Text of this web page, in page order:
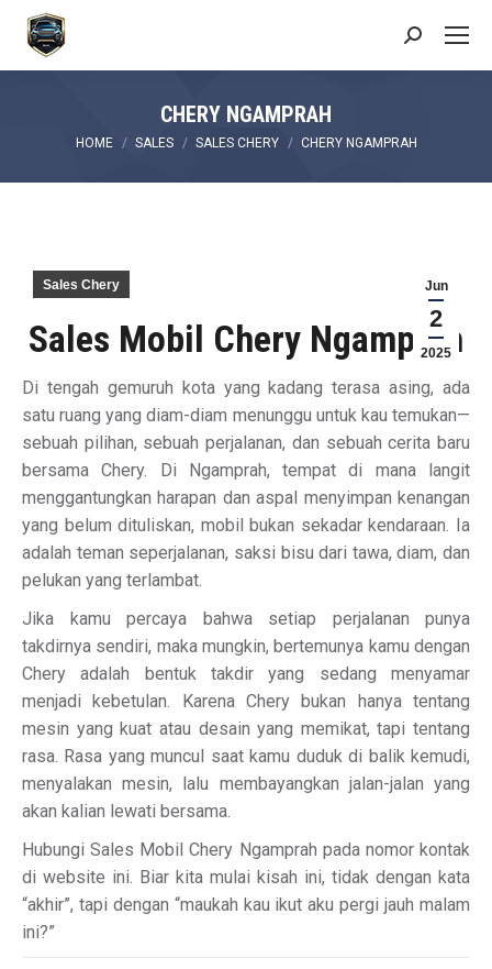
Search:
CHERY NGAMPRAH
You are here:
HOME SALES SALES CHERY CHERY NGAMPRAH
Jun
2
2025
Sales Chery
Sales Mobil Chery Ngamprah
Di tengah gemuruh kota yang kadang terasa asing, ada
satu ruang yang diam-diam menunggu untuk kau temukan—
sebuah pilihan, sebuah perjalanan, dan sebuah cerita baru
bersama Chery. Di Ngamprah, tempat di mana langit
menggantungkan harapan dan aspal menyimpan kenangan
yang belum dituliskan, mobil bukan sekadar kendaraan. Ia
adalah teman seperjalanan, saksi bisu dari tawa, diam, dan
pelukan yang terlambat.
Jika kamu percaya bahwa setiap perjalanan punya
takdirnya sendiri, maka mungkin, bertemunya kamu dengan
Chery adalah bentuk takdir yang sedang menyamar
menjadi kebetulan. Karena Chery bukan hanya tentang
mesin yang kuat atau desain yang memikat, tapi tentang
rasa. Rasa yang muncul saat kamu duduk di balik kemudi,
menyalakan mesin, lalu membayangkan jalan-jalan yang
akan kalian lewati bersama.
Hubungi Sales Mobil Chery Ngamprah pada nomor kontak
di website ini. Biar kita mulai kisah ini, tidak dengan kata
“akhir”, tapi dengan “maukah kau ikut aku pergi jauh malam
ini?”